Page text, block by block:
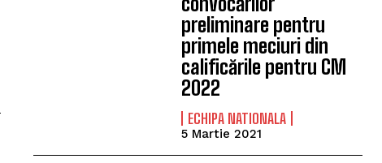
preliminare pentru
primele meciuri din
calificările pentru CM
2022
ECHIPA NATIONALA
5 Martie 2021